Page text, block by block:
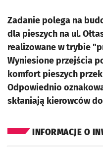
Zadanie polega na
dla pieszych na ul.
realizowane w trybie
Wyniesione przejścia
komfort pieszych
Odpowiednio
skłaniają kierowców
INFORMACJE O